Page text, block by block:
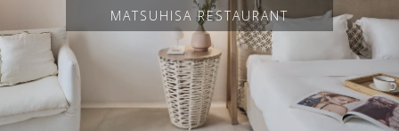
MATSUHISA RESTAURANT